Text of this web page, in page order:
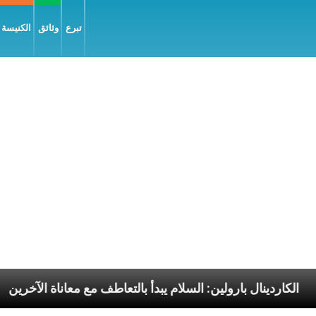
وثائق تبرع
الكاردينال بارولين: السلام يبدأ بالتعاطف مع